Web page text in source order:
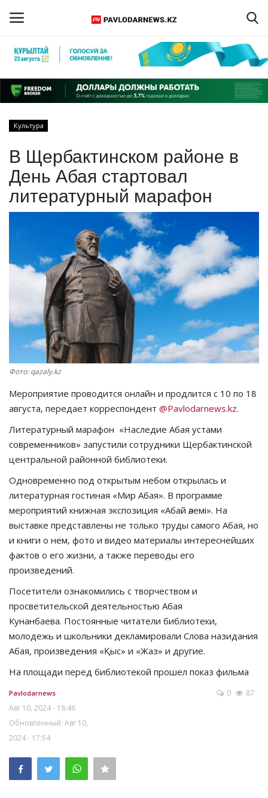
Регистрация
Главная
ПАВЛОДАРСКАЯ ОБЛАСТЬ
КАЗАХСТАН
МИР
СПЕЦПРОЕКТЫ
Чек-лист
РАЗВЛЕЧЕНИЯ
Курултай
Язык
Қазақша Русский
Культура
В Щербактинском районе в
День Абая стартовал
литературный марафон
Фото: qazaly.kz
Мероприятие проводится онлайн и продлится с 10 по 18
августа, передает корреспондент @Pavlodarnews.kz.
Литературный марафон «Наследие Абая устами
современников» запустили сотрудники Щербактинской
центральной районной библиотеки.
Одновременно под открытым небом открылась и
литературная гостиная «Мир Абая». В программе
мероприятий книжная экспозиция «Абай әлемі». На
выставке представлены не только труды самого Абая, но
и книги о нем, фото и видео материалы интереснейших
фактов о его жизни, а также переводы его
произведений.
Посетители ознакомились с творчеством и
просветительской деятельностью Абая
Кунанбаева. Постоянные читатели библиотеки,
молодежь и школьники декламировали Слова назидания
Абая, произведения «Қыс» и «Жаз» и другие.
На площади перед библиотекой прошел показ фильма
Pavlodarnews
Авг 10, 2024 - 18:46
Обновленный: Авг 10,
2024 - 17:54
0 87